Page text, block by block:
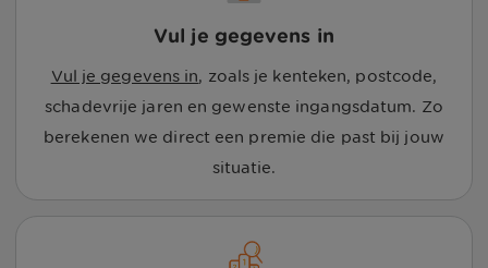
Vul je gegevens in
Vul je gegevens in, zoals je kenteken, postcode,
schadevrije jaren en gewenste ingangsdatum. Zo
berekenen we direct een premie die past bij jouw
situatie.